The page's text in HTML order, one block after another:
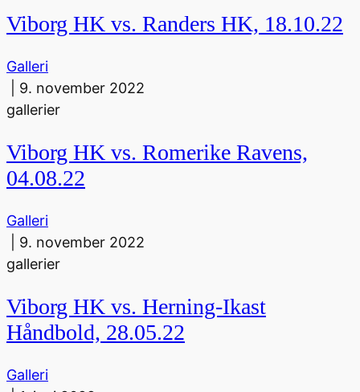
Viborg HK vs. Randers HK, 18.10.22
Galleri
9. november 2022
gallerier
Viborg HK vs. Romerike Ravens,
04.08.22
Galleri
9. november 2022
gallerier
Viborg HK vs. Herning-Ikast
Håndbold, 28.05.22
Galleri